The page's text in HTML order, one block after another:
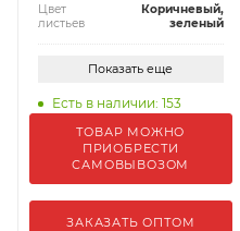
Цвет
листьев
Коричневый,
зеленый
Показать еще
Есть в наличии: 153
ТОВАР МОЖНО
ПРИОБРЕСТИ
САМОВЫВОЗОМ
ЗАКАЗАТЬ ОПТОМ